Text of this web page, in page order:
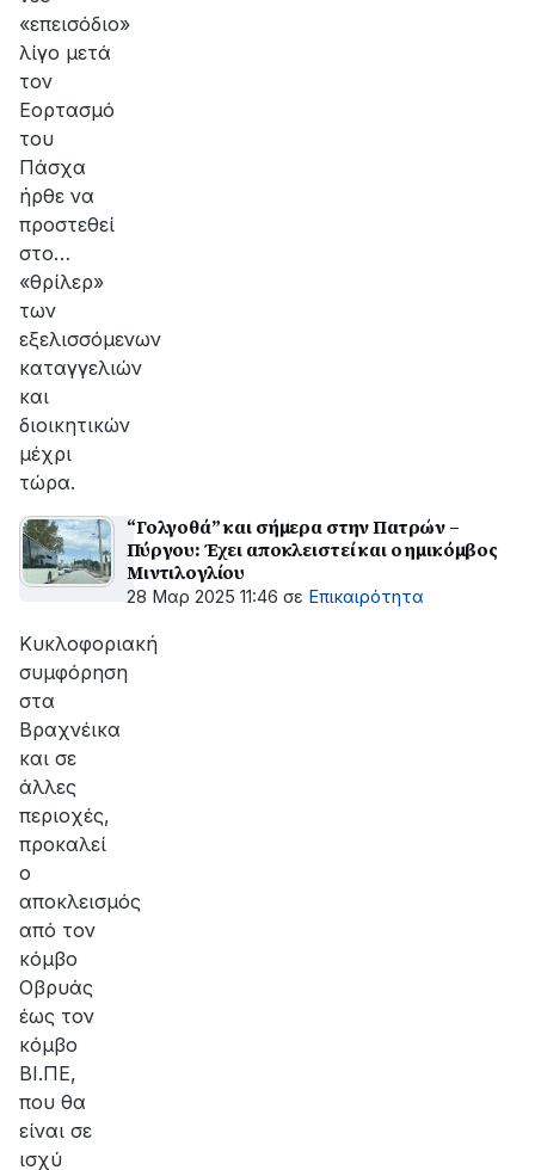
«επεισόδιο»
λίγο μετά
τον
Εορτασμό
του
Πάσχα
ήρθε να
προστεθεί
στο…
«θρίλερ»
των
εξελισσόμενων
καταγγελιών
και
διοικητικών
μέχρι
τώρα.
“Γολγοθά” και σήμερα στην Πατρών –
Πύργου: Έχει αποκλειστεί και ο ημικόμβος
Μιντιλογλίου
28 Μαρ 2025 11:46 σε Επικαιρότητα
Κυκλοφοριακή
συμφόρηση
στα
Βραχνέικα
και σε
άλλες
περιοχές,
προκαλεί
ο
αποκλεισμός
από τον
κόμβο
Οβρυάς
έως τον
κόμβο
ΒΙ.ΠΕ,
που θα
είναι σε
ισχύ